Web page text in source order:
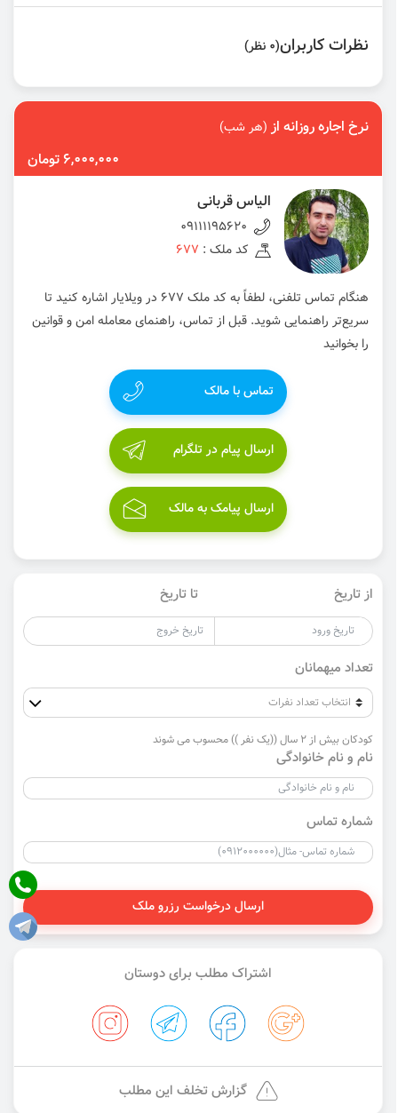
نظرات کاربران(0 نظر)
نرخ اجاره روزانه از(هر شب)
6,000,000 تومان
الیاس قربانی
09111195620
کد ملک : 677
هنگام تماس تلفنی، لطفاً به کد ملک 677 در ویلایار اشاره کنید تا
سریع‌تر راهنمایی شوید. قبل از تماس، راهنمای معامله امن و قوانین
را بخوانید
تماس با مالک
ارسال پیام در تلگرام
ارسال پیامک به مالک
از تاریخ تا تاریخ
تعداد میهمانان
کودکان بیش از 2 سال ((یک نفر )) محسوب می شوند
نام و نام خانوادگی
شماره تماس
ارسال درخواست رزرو ملک
اشتراک مطلب برای دوستان
گزارش تخلف این مطلب